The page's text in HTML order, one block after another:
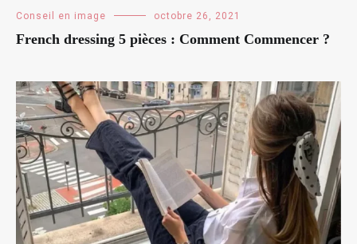
Conseil en image octobre 26, 2021
French dressing 5 pièces : Comment Commencer ?